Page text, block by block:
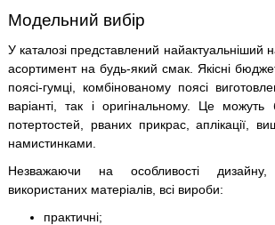
Модельний вибір
У каталозі представлений найактуальніший
асортимент на будь-який смак. Якісні
поясі-гумці, комбінованому поясі
варіанті, так і оригінальному. Це
потертостей, рваних прикрас, аплікації,
намистинками.
Незважаючи на особливості
використаних матеріалів, всі вироби:
практичні;